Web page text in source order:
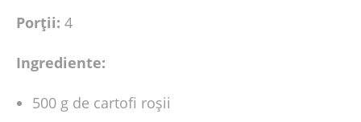
Porții: 4
Ingrediente:
500 g de cartofi roșii